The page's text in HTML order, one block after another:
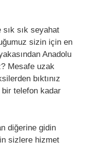
sık seyahat
sizin için en
Anadolu
Mesafe uzak
bıktınız
telefon kadar
diğerine gidin
sizlere hizmet